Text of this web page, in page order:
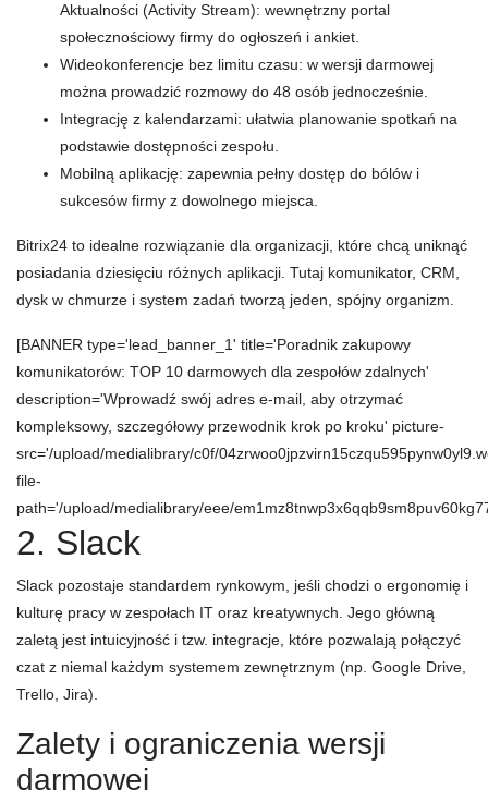
Aktualności (Activity Stream): wewnętrzny portal
społecznościowy firmy do ogłoszeń i ankiet.
Wideokonferencje bez limitu czasu: w wersji darmowej
można prowadzić rozmowy do 48 osób jednocześnie.
Integrację z kalendarzami: ułatwia planowanie spotkań na
podstawie dostępności zespołu.
Mobilną aplikację: zapewnia pełny dostęp do bólów i
sukcesów firmy z dowolnego miejsca.
Bitrix24 to idealne rozwiązanie dla organizacji, które chcą uniknąć
posiadania dziesięciu różnych aplikacji. Tutaj komunikator, CRM,
dysk w chmurze i system zadań tworzą jeden, spójny organizm.
[BANNER type='lead_banner_1' title='Poradnik zakupowy
komunikatorów: TOP 10 darmowych dla zespołów zdalnych'
description='Wprowadź swój adres e-mail, aby otrzymać
kompleksowy, szczegółowy przewodnik krok po kroku' picture-
src='/upload/medialibrary/c0f/
file-
path='/upload/medialibrary/eee/
2. Slack
Slack pozostaje standardem rynkowym, jeśli chodzi o ergonomię i
kulturę pracy w zespołach IT oraz kreatywnych. Jego główną
zaletą jest intuicyjność i tzw. integracje, które pozwalają połączyć
czat z niemal każdym systemem zewnętrznym (np. Google Drive,
Trello, Jira).
Zalety i ograniczenia wersji
darmowej